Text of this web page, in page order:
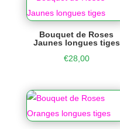
Bouquet de Roses
Jaunes longues tiges
€28,00